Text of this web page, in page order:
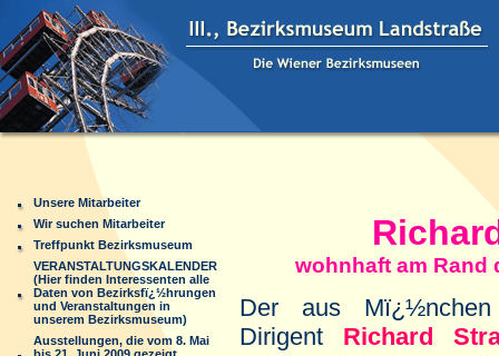
Unsere Mitarbeiter
Wir suchen Mitarbeiter
Treffpunkt Bezirksmuseum
VERANSTALTUNGSKALENDER
(Hier finden Interessenten alle
Daten von Bezirksfï¿½hrungen
und Veranstaltungen in
unserem Bezirksmuseum)
Ausstellungen, die vom 8. Mai
wohnhaft am Rand
Der aus Mï¿½nchen
Dirigent Richard